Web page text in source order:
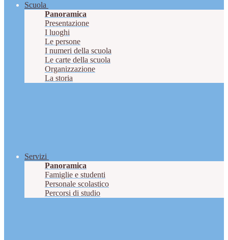
Scuola
Panoramica
Presentazione
I luoghi
Le persone
I numeri della scuola
Le carte della scuola
Organizzazione
La storia
Servizi
Panoramica
Famiglie e studenti
Personale scolastico
Percorsi di studio